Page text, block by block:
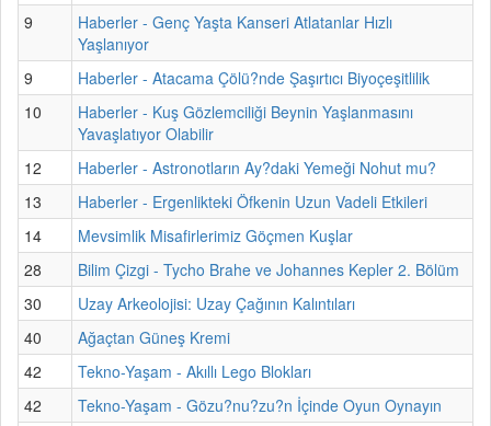
9
Haberler - Genç Yaşta Kanseri Atlatanlar Hızlı
Yaşlanıyor
9
Haberler - Atacama Çölü?nde Şaşırtıcı Biyoçeşitlilik
10
Haberler - Kuş Gözlemciliği Beynin Yaşlanmasını
Yavaşlatıyor Olabilir
12
Haberler - Astronotların Ay?daki Yemeği Nohut mu?
13
Haberler - Ergenlikteki Öfkenin Uzun Vadeli Etkileri
14
Mevsimlik Misafirlerimiz Göçmen Kuşlar
28
Bilim Çizgi - Tycho Brahe ve Johannes Kepler 2. Bölüm
30
Uzay Arkeolojisi: Uzay Çağının Kalıntıları
40
Ağaçtan Güneş Kremi
42
Tekno-Yaşam - Akıllı Lego Blokları
42
Tekno-Yaşam - Gözu?nu?zu?n İçinde Oyun Oynayın